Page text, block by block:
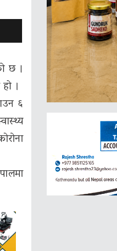
छ ।
।
६